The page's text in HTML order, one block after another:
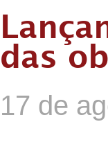
das
17 de